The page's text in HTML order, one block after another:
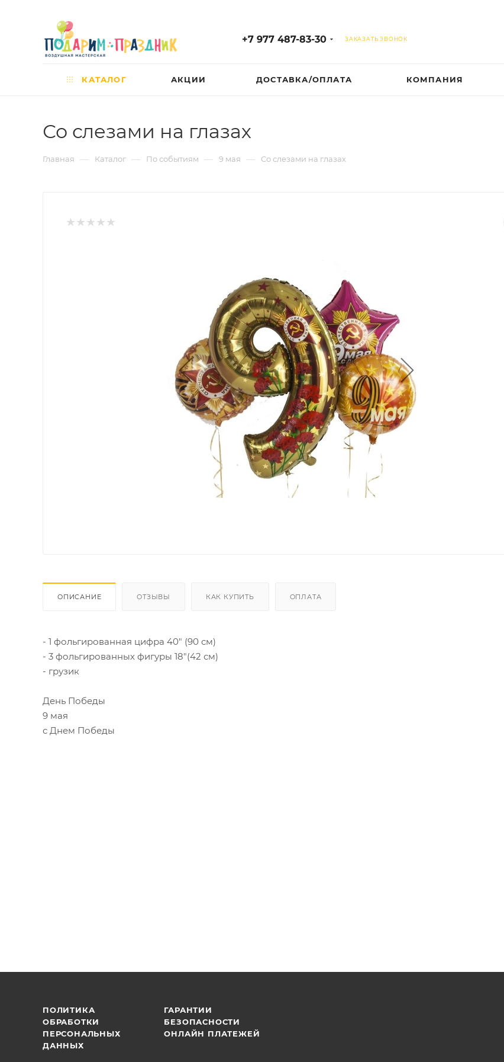
+7 977 487-83-30 ЗАКАЗАТЬ ЗВОНОК
КАТАЛОГ АКЦИИ ДОСТАВКА/ОПЛАТА КОМПАНИЯ
Со слезами на глазах
Главная — Каталог — По событиям — 9 мая — Со слезами на глазах
ОПИСАНИЕ ОТЗЫВЫ КАК КУПИТЬ ОПЛАТА
- 1 фольгированная цифра 40" (90 см)
- 3 фольгированных фигуры 18"(42 см)
- грузик
День Победы
9 мая
с Днем Победы
ПОЛИТИКА
ОБРАБОТКИ
ПЕРСОНАЛЬНЫХ
ДАННЫХ
ГАРАНТИИ
БЕЗОПАСНОСТИ
ОНЛАЙН ПЛАТЕЖЕЙ